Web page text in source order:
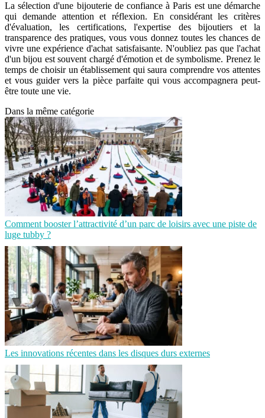
La sélection d'une bijouterie de confiance à Paris est une démarche
qui demande attention et réflexion. En considérant les critères
d'évaluation, les certifications, l'expertise des bijoutiers et la
transparence des pratiques, vous vous donnez toutes les chances de
vivre une expérience d'achat satisfaisante. N'oubliez pas que l'achat
d'un bijou est souvent chargé d'émotion et de symbolisme. Prenez le
temps de choisir un établissement qui saura comprendre vos attentes
et vous guider vers la pièce parfaite qui vous accompagnera peut-
être toute une vie.
Dans la même catégorie
Comment booster l’attractivité d’un parc de loisirs avec une piste de
luge tubby ?
Les innovations récentes dans les disques durs externes